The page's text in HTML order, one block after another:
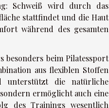
Schweiß wird durch das
stattfindet und die Haut
während des gesamten
besonders beim Pilatessport
aus flexiblen Stoffen
unterstützt die natürliche
ermöglicht auch eine
des Trainings wesentlich